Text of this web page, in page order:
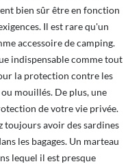
bien sûr être en fonction
Il est rare qu'un
accessoire de camping.
indispensable comme tout
la protection contre les
mouillés. De plus, une
de votre vie privée.
toujours avoir des sardines
les bagages. Un marteau
lequel il est presque